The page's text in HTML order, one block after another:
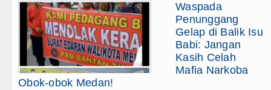
Waspada
Penunggang
Gelap di Balik Isu
Babi: Jangan
Kasih Celah
Mafia Narkoba
Obok-obok Medan!